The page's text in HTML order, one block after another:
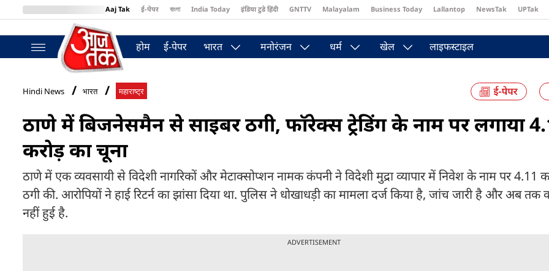
Aaj Tak ई-पेपर বাংলা India Today इंडिया टुडे हिंदी GNTTV Malayalam Business Today Lallantop NewsTak UPTak
BT Bazaar
होम ई-पेपर भारत मनोरंजन धर्म खेल लाइफस्टाइल
Hindi News भारत महाराष्ट्र
ठाणे में बिजनेसमैन से साइबर ठगी, फॉरेक्स ट्रेडिंग के नाम पर लगाया
करोड़ का चूना
ठाणे में एक व्यवसायी से विदेशी नागरिकों और मेटाक्सोप्शन नामक कंपनी ने विदेशी मुद्रा व्यापार में निवेश के नाम पर 4.11
ठगी की. आरोपियों ने हाई रिटर्न का झांसा दिया था. पुलिस ने धोखाधड़ी का मामला दर्ज किया है, जांच जारी है और अब तक
नहीं हुई है.
ADVERTISEMENT